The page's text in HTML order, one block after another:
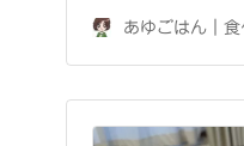
あゆごはん｜